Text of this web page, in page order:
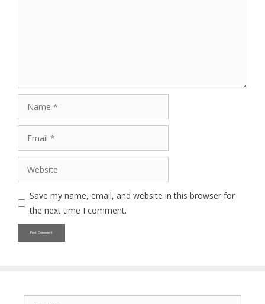
Website
Save my name, email, and website in this browser for
the next time I comment.